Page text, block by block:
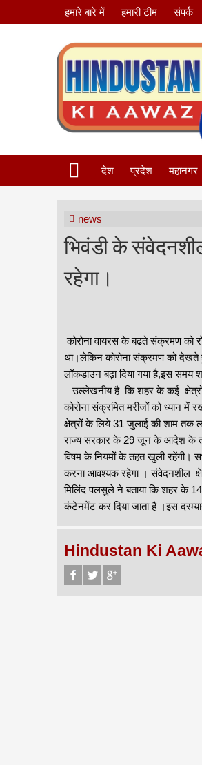
हमारे बारे में हमारी टीम संपर्क
देश प्रदेश महानगर
news
भिवंडी के
रहेगा।
कोरोना वायरस के बढते संक्रमण को
था।लेकिन कोरोना संक्रमण को देखते
लॉकडाउन बढ़ा दिया गया है,इस
उल्लेखनीय है कि शहर के कई क्षेत्रों
कोरोना संक्रमित मरीजों को ध्यान में
क्षेत्रों के लिये 31 जुलाई की शाम तक
राज्य सरकार के 29 जून के आदेश के
विषम के नियमों के तहत खुली
करना आवश्यक रहेगा । संवेदनशील
मिलिंद पलसुले ने बताया कि शहर के
कंटेनमेंट कर दिया जाता है ।इस
Hindustan Ki